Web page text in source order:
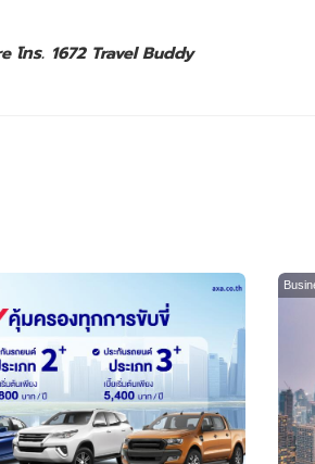
โทร. 1672 Travel Buddy